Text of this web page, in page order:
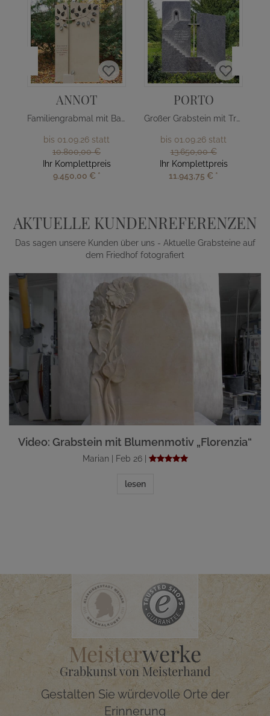
ANNOT
Familiengrabmal mit Baum Design
bis 01.09.26 statt
10.800,00 €
Ihr Komplettpreis
9.450,00 € *
PORTO
Großer Grabstein mit Treppe & Kreuz
bis 01.09.26 statt
13.650,00 €
Ihr Komplettpreis
11.943,75 € *
AKTUELLE KUNDENREFERENZEN
Das sagen unsere Kunden über uns - Aktuelle Grabsteine auf
dem Friedhof fotografiert
Video: Grabstein mit Blumenmotiv „Florenzia“
Marian | Feb 26 |
lesen
Meisterwerke
Grabkunst von Meisterhand
Gestalten Sie würdevolle Orte der
Erinnerung